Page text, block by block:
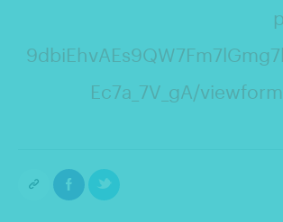
Ec7a_7V_gA/